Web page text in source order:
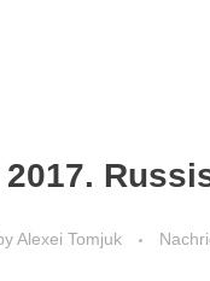
Alexei Tomjuk